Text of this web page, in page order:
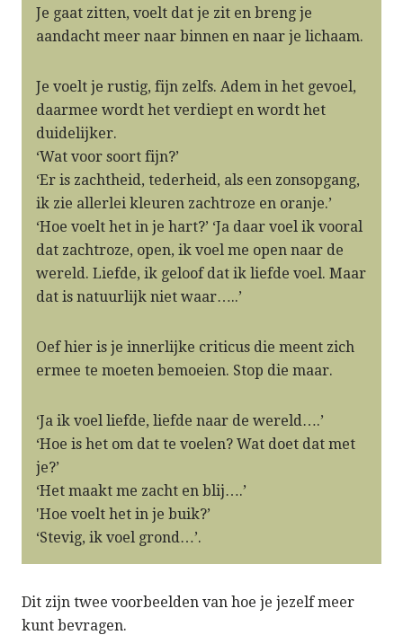
Je gaat zitten, voelt dat je zit en breng je
aandacht meer naar binnen en naar je lichaam.
Je voelt je rustig, fijn zelfs. Adem in het gevoel,
daarmee wordt het verdiept en wordt het
duidelijker.
‘Wat voor soort fijn?’
‘Er is zachtheid, tederheid, als een zonsopgang,
ik zie allerlei kleuren zachtroze en oranje.’
‘Hoe voelt het in je hart?’ ‘Ja daar voel ik vooral
dat zachtroze, open, ik voel me open naar de
wereld. Liefde, ik geloof dat ik liefde voel. Maar
dat is natuurlijk niet waar…..’
Oef hier is je innerlijke criticus die meent zich
ermee te moeten bemoeien. Stop die maar.
‘Ja ik voel liefde, liefde naar de wereld….’
‘Hoe is het om dat te voelen? Wat doet dat met
je?’
‘Het maakt me zacht en blij….’
'Hoe voelt het in je buik?’
‘Stevig, ik voel grond…’.
Dit zijn twee voorbeelden van hoe je jezelf meer
kunt bevragen.